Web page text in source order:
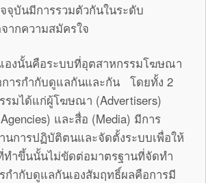
จุบันมีการรวมตัวกันในระดับ
ากความสมัครใจ
องนั้นคือระบบที่อุตสาหกรรมโฆษณา
การกำกับดูแลกันและกัน โดยทั้ง 2
รมได้แก่ผู้โฆษณา (Advertisers)
และสื่อ (Media) มีการ
นการปฏิบัติตนและจัดตั้งระบบเพื่อให้
ำขึ้นนั้นไม่ขัดต่อมาตรฐานที่จัดทำ
ำกับดูแลกันเองสัมฤทธิ์ผลคือการมี